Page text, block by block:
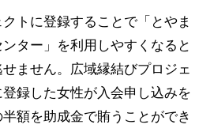
トに登録することで「とやま
ター」を利用しやすくなると
ません。広域縁結びプロジェ
録した女性が入会申し込みを
額を助成金で賄うことができ